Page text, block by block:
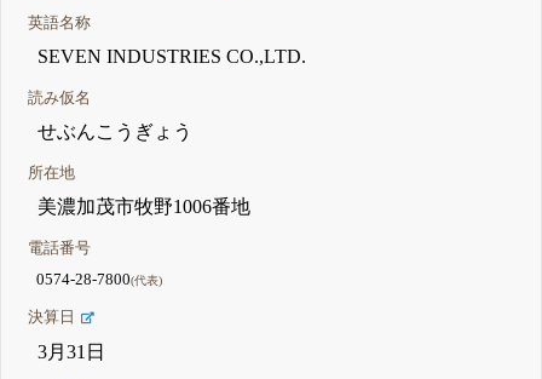
英語名称
SEVEN INDUSTRIES CO.,LTD.
読み仮名
せぶんこうぎょう
所在地
美濃加茂市牧野1006番地
電話番号
0574-28-7800(代表)
決算日
3月31日